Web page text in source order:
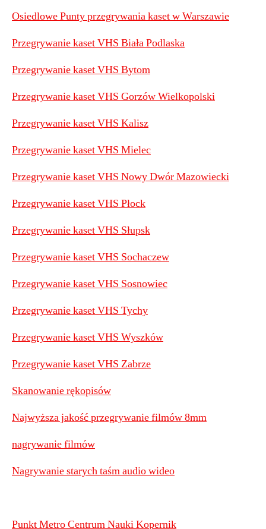
Osiedlowe Punty przegrywania kaset w Warszawie
Przegrywanie kaset VHS Biała Podlaska
Przegrywanie kaset VHS Bytom
Przegrywanie kaset VHS Gorzów Wielkopolski
Przegrywanie kaset VHS Kalisz
Przegrywanie kaset VHS Mielec
Przegrywanie kaset VHS Nowy Dwór Mazowiecki
Przegrywanie kaset VHS Płock
Przegrywanie kaset VHS Słupsk
Przegrywanie kaset VHS Sochaczew
Przegrywanie kaset VHS Sosnowiec
Przegrywanie kaset VHS Tychy
Przegrywanie kaset VHS Wyszków
Przegrywanie kaset VHS Zabrze
Skanowanie rękopisów
Najwyższa jakość przegrywanie filmów 8mm
nagrywanie filmów
Nagrywanie starych taśm audio wideo
Punkt Metro Centrum Nauki Kopernik